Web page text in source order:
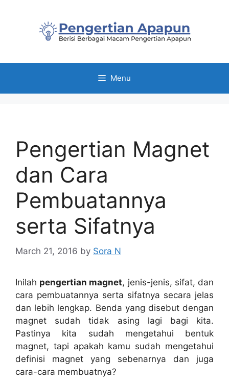
Menu
Pengertian Magnet
dan Cara
Pembuatannya
serta Sifatnya
March 21, 2016 by Sora N
Inilah pengertian magnet, jenis-jenis, sifat, dan
cara pembuatannya serta sifatnya secara jelas
dan lebih lengkap. Benda yang disebut dengan
magnet sudah tidak asing lagi bagi kita.
Pastinya kita sudah mengetahui bentuk
magnet, tapi apakah kamu sudah mengetahui
definisi magnet yang sebenarnya dan juga
cara-cara membuatnya?